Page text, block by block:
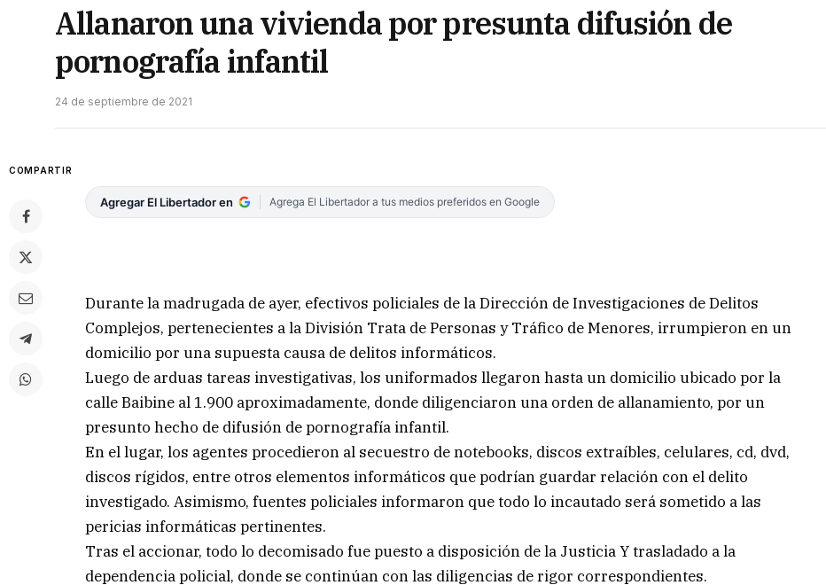
Allanaron una vivienda por presunta difusión de
pornografía infantil
24 de septiembre de 2021
COMPARTIR
Agregar El Libertador en Agrega El Libertador a tus medios preferidos en Google
Durante la madrugada de ayer, efectivos policiales de la Dirección de Investigaciones de Delitos
Complejos, pertenecientes a la División Trata de Personas y Tráfico de Menores, irrumpieron en un
domicilio por una supuesta causa de delitos informáticos.
Luego de arduas tareas investigativas, los uniformados llegaron hasta un domicilio ubicado por la
calle Baibine al 1.900 aproximadamente, donde diligenciaron una orden de allanamiento, por un
presunto hecho de difusión de pornografía infantil.
En el lugar, los agentes procedieron al secuestro de notebooks, discos extraíbles, celulares, cd, dvd,
discos rígidos, entre otros elementos informáticos que podrían guardar relación con el delito
investigado. Asimismo, fuentes policiales informaron que todo lo incautado será sometido a las
pericias informáticas pertinentes.
Tras el accionar, todo lo decomisado fue puesto a disposición de la Justicia Y trasladado a la
dependencia policial, donde se continúan con las diligencias de rigor correspondientes.